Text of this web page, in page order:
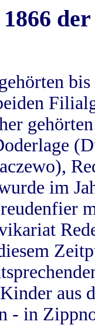
1866
im
aus
- in